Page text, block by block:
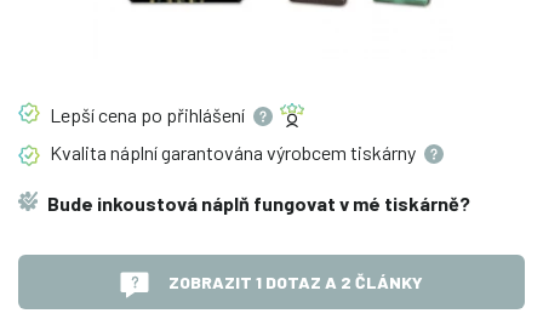
Lepší cena po přihlášení
Kvalita náplní garantována výrobcem tiskárny
Bude inkoustová náplň fungovat v mé tiskárně?
ZOBRAZIT 1 DOTAZ A 2 ČLÁNKY